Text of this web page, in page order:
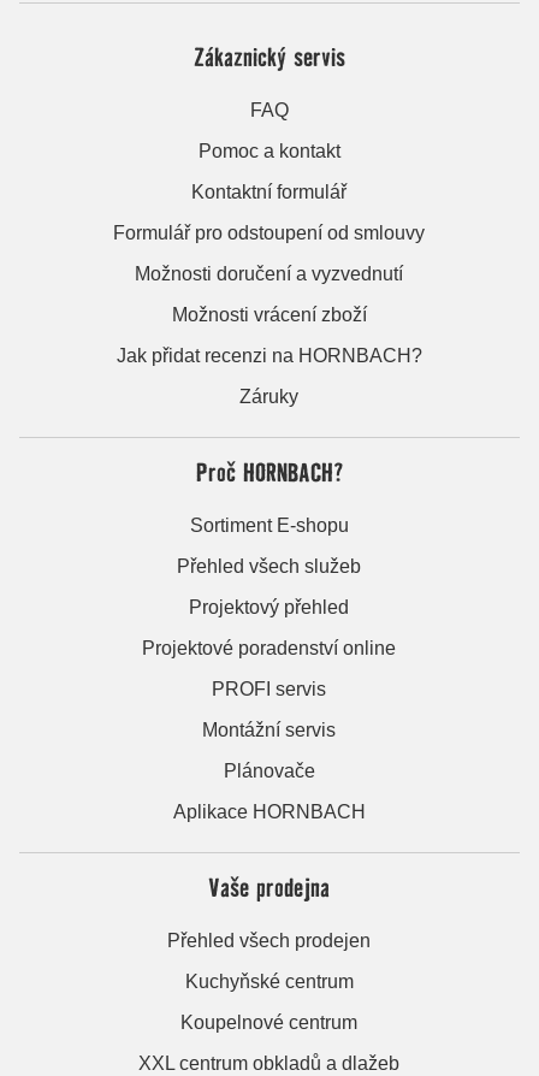
Zákaznický servis
FAQ
Pomoc a kontakt
Kontaktní formulář
Formulář pro odstoupení od smlouvy
Možnosti doručení a vyzvednutí
Možnosti vrácení zboží
Jak přidat recenzi na HORNBACH?
Záruky
Proč HORNBACH?
Sortiment E-shopu
Přehled všech služeb
Projektový přehled
Projektové poradenství online
PROFI servis
Montážní servis
Plánovače
Aplikace HORNBACH
Vaše prodejna
Přehled všech prodejen
Kuchyňské centrum
Koupelnové centrum
XXL centrum obkladů a dlažeb